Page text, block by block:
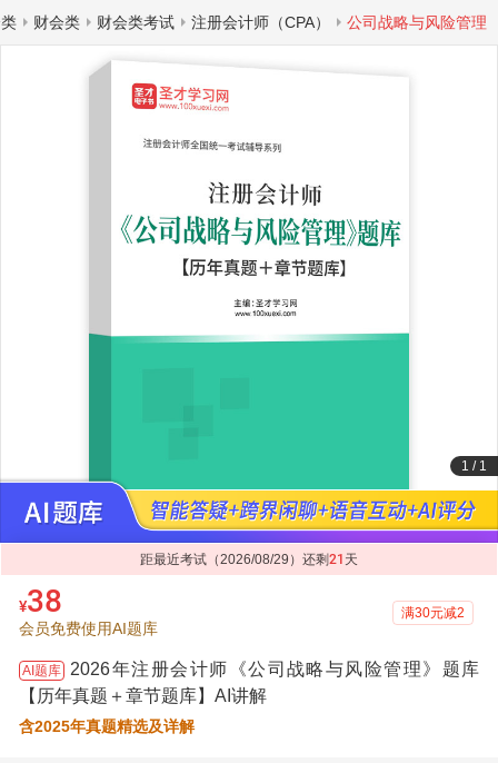
财会类 财会类考试 注册会计师（CPA） 公司战略与风险管理
1 / 1
距最近考试（2026/08/29）还剩21 天
¥38
会员免费使用AI题库
满30元减2
AI题库
2026年注册会计师《公司战略与风险管理》题库
【历年真题＋章节题库】AI讲解
含2025年真题精选及详解